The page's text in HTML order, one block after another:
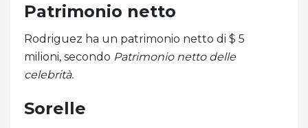
Patrimonio netto
Rodriguez ha un patrimonio netto di $ 5
milioni, secondo Patrimonio netto delle
celebrità.
Sorelle